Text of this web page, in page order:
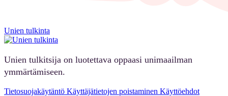
Unien tulkinta
Unien tulkitsija on luotettava oppaasi unimaailman
ymmärtämiseen.
Tietosuojakäytäntö Käyttäjätietojen poistaminen Käyttöehdot